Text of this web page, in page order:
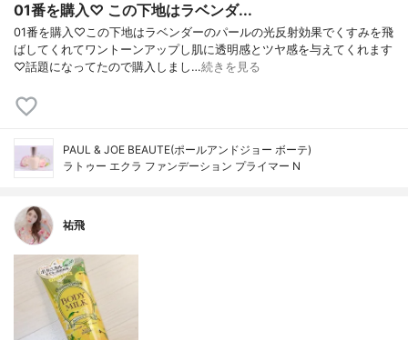
01番を購入♡ この下地はラベンダ...
01番を購入♡この下地はラベンダーのパールの光反射効果でくすみを飛
ばしてくれてワントーンアップし肌に透明感とツヤ感を与えてくれます
♡話題になってたので購入しまし…続きを見る
PAUL & JOE BEAUTE(ポールアンドジョー ボーテ)
ラトゥー エクラ ファンデーション プライマー N
祐飛